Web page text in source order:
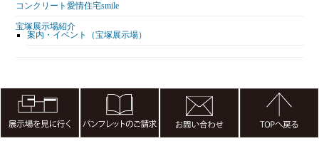
コンクリート愛情住宅smile
宝塚展示場紹介
案内・イベント（宝塚展示場）